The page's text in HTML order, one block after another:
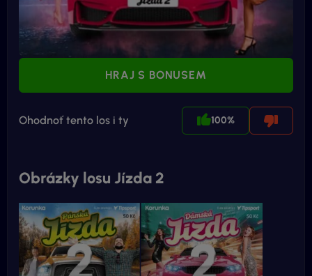
HRAJ S BONUSEM
Ohodnoť tento los i ty 100%
Obrázky losu Jízda 2